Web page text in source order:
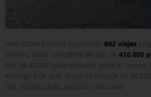
Fred. Olsen Express cuenta con 602 viajes
Semana Santa, una oferta de más de 410.000
más de 45.000 para vehículos, entre el viernes
domingo 9 de abril, lo que se traduce en
con respecto a los servicios habituales.